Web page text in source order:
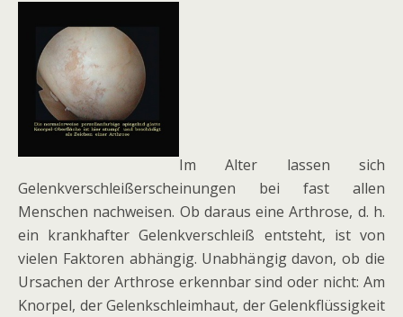
Im Alter lassen sich
Gelenkverschleißerscheinungen bei fast allen
Menschen nachweisen. Ob daraus eine Arthrose, d. h.
ein krankhafter Gelenkverschleiß entsteht, ist von
vielen Faktoren abhängig. Unabhängig davon, ob die
Ursachen der Arthrose erkennbar sind oder nicht: Am
Knorpel, der Gelenkschleimhaut, der Gelenkflüssigkeit